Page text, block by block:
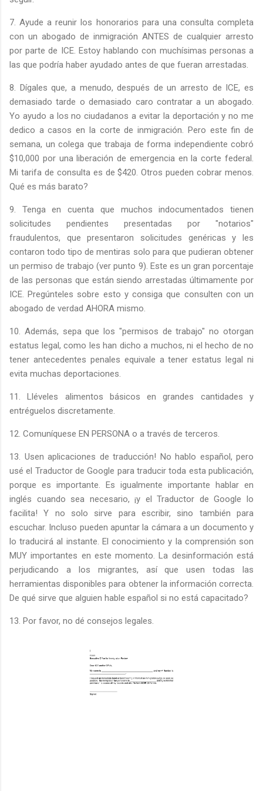
7. Ayude a reunir los honorarios para una consulta completa
con un abogado de inmigración ANTES de cualquier arresto
por parte de ICE. Estoy hablando con muchísimas personas a
las que podría haber ayudado antes de que fueran arrestadas.
8. Dígales que, a menudo, después de un arresto de ICE, es
demasiado tarde o demasiado caro contratar a un abogado.
Yo ayudo a los no ciudadanos a evitar la deportación y no me
dedico a casos en la corte de inmigración. Pero este fin de
semana, un colega que trabaja de forma independiente cobró
$10,000 por una liberación de emergencia en la corte federal.
Mi tarifa de consulta es de $420. Otros pueden cobrar menos.
Qué es más barato?
9. Tenga en cuenta que muchos indocumentados tienen
solicitudes pendientes presentadas por "notarios"
fraudulentos, que presentaron solicitudes genéricas y les
contaron todo tipo de mentiras solo para que pudieran obtener
un permiso de trabajo (ver punto 9). Este es un gran porcentaje
de las personas que están siendo arrestadas últimamente por
ICE. Pregúnteles sobre esto y consiga que consulten con un
abogado de verdad AHORA mismo.
10. Además, sepa que los "permisos de trabajo" no otorgan
estatus legal, como les han dicho a muchos, ni el hecho de no
tener antecedentes penales equivale a tener estatus legal ni
evita muchas deportaciones.
11. Lléveles alimentos básicos en grandes cantidades y
entréguelos discretamente.
12. Comuníquese EN PERSONA o a través de terceros.
13. Usen aplicaciones de traducción! No hablo español, pero
usé el Traductor de Google para traducir toda esta publicación,
porque es importante. Es igualmente importante hablar en
inglés cuando sea necesario, ¡y el Traductor de Google lo
facilita! Y no solo sirve para escribir, sino también para
escuchar. Incluso pueden apuntar la cámara a un documento y
lo traducirá al instante. El conocimiento y la comprensión son
MUY importantes en este momento. La desinformación está
perjudicando a los migrantes, así que usen todas las
herramientas disponibles para obtener la información correcta.
De qué sirve que alguien hable español si no está capacitado?
13. Por favor, no dé consejos legales.